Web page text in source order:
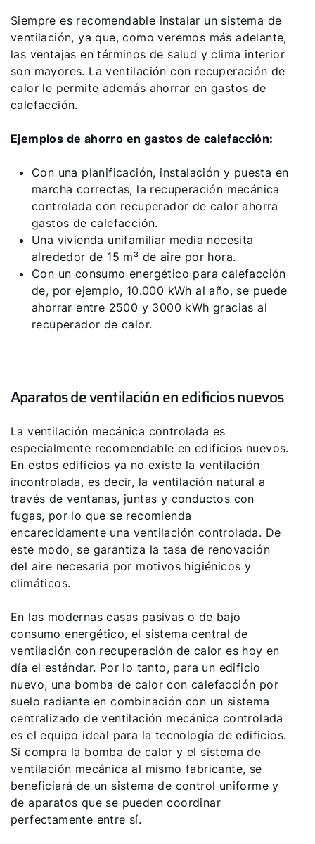
Siempre es recomendable instalar un sistema de
ventilación, ya que, como veremos más adelante,
las ventajas en términos de salud y clima interior
son mayores. La ventilación con recuperación de
calor le permite además ahorrar en gastos de
calefacción.
Ejemplos de ahorro en gastos de calefacción:
Con una planificación, instalación y puesta en
marcha correctas, la recuperación mecánica
controlada con recuperador de calor ahorra
gastos de calefacción.
Una vivienda unifamiliar media necesita
alrededor de 15 m³ de aire por hora.
Con un consumo energético para calefacción
de, por ejemplo, 10.000 kWh al año, se puede
ahorrar entre 2500 y 3000 kWh gracias al
recuperador de calor.
Aparatos de ventilación en edificios nuevos
La ventilación mecánica controlada es
especialmente recomendable en edificios nuevos.
En estos edificios ya no existe la ventilación
incontrolada, es decir, la ventilación natural a
través de ventanas, juntas y conductos con
fugas, por lo que se recomienda
encarecidamente una ventilación controlada. De
este modo, se garantiza la tasa de renovación
del aire necesaria por motivos higiénicos y
climáticos.
En las modernas casas pasivas o de bajo
consumo energético, el sistema central de
ventilación con recuperación de calor es hoy en
día el estándar. Por lo tanto, para un edificio
nuevo, una bomba de calor con calefacción por
suelo radiante en combinación con un sistema
centralizado de ventilación mecánica controlada
es el equipo ideal para la tecnología de edificios.
Si compra la bomba de calor y el sistema de
ventilación mecánica al mismo fabricante, se
beneficiará de un sistema de control uniforme y
de aparatos que se pueden coordinar
perfectamente entre sí.